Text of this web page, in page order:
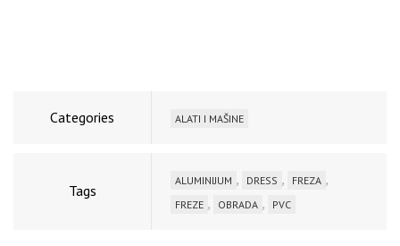
Categories ALATI I MAŠINE
Tags
ALUMINIJUM , DRESS , FREZA ,
FREZE , OBRADA , PVC